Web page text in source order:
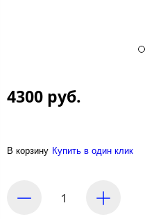
4300 руб.
В корзину Купить в один клик